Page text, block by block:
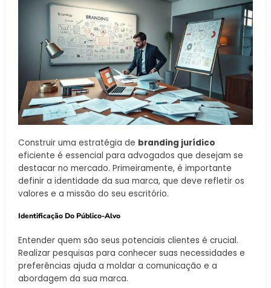
Construir uma estratégia de branding jurídico
eficiente é essencial para advogados que desejam se
destacar no mercado. Primeiramente, é importante
definir a identidade da sua marca, que deve refletir os
valores e a missão do seu escritório.
Identificação Do Público-Alvo
Entender quem são seus potenciais clientes é crucial.
Realizar pesquisas para conhecer suas necessidades e
preferências ajuda a moldar a comunicação e a
abordagem da sua marca.